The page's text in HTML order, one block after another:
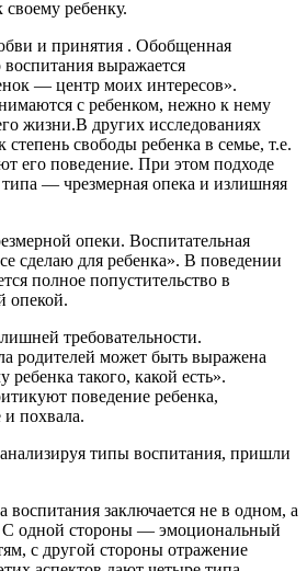
ребенку.
и принятия . Обобщенная
воспитания выражается
— центр моих интересов».
с ребенком, нежно к нему
жизни.В других исследованиях
степень свободы ребенка в семье, т.е.
его поведение. При этом подходе
— чрезмерная опека и излишняя
опеки. Воспитательная
сделаю для ребенка». В поведении
полное попустительство в
опекой.
требовательности.
родителей может быть выражена
такого, какой есть».
поведение ребенка,
и похвала.
типы воспитания, пришли
воспитания заключается не в одном, а
С одной стороны — эмоциональный
с другой стороны отражение